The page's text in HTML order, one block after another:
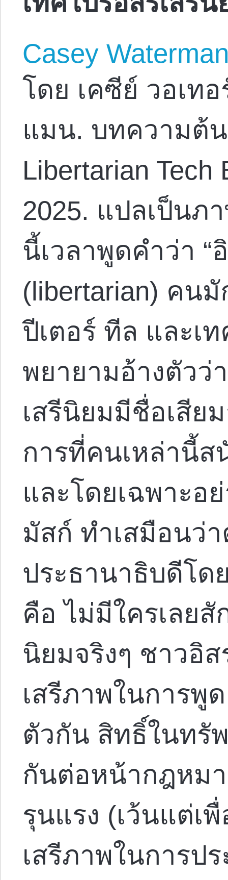
Casey
โดย เคซีย์ วอเท
แมน. บทความต้
Libertarian
2025. แปลเป็นภ
นี้เวลาพูดคำว่า “
(libertarian) คน
ปีเตอร์ ทีล และเ
พยายามอ้างตัวว่
เสรีนิยมมีชื่อเสีย
การที่คนเหล่านี้
และโดยเฉพาะอ
มัสก์ ทำเสมือนว่า
ประธานาธิบดีโด
คือ ไม่มีใครเลย
นิยมจริงๆ ชาวอิส
เสรีภาพในการพู
ตัวกัน สิทธิ์ในทรั
กันต่อหน้ากฎหม
รุนแรง (เว้นแต่เ
เสรีภาพในการป